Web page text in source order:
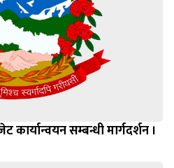
सम्बन्धी मार्गदर्शन ।